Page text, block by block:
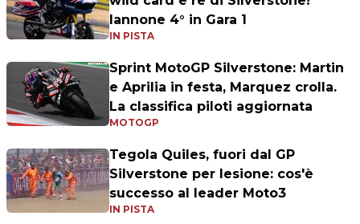
Iannone 4° in Gara 1
IN PISTA
Sprint MotoGP Silverstone: Martin
e Aprilia in festa, Marquez crolla.
La classifica piloti aggiornata
MOTOGP
Tegola Quiles, fuori dal GP
Silverstone per lesione: cos'è
successo al leader Moto3
IN PISTA